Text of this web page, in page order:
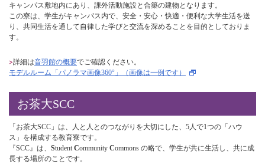
キャンパス敷地内にあり、課外活動施設と合築の建物となります。
この寮は、学生がキャンパス内で、安全・安心・快適・便利な大学生活を送
り、共同生活を通して自律した学びと交流を深めることを目的としておりま
す。
詳細は音羽館の概要でご確認ください。
モデルルーム「パノラマ画像360°」（画像は一例です）
お茶大SCC
「お茶大SCC」は、人と人とのつながりを大切にした、5人で1つの「ハウ
ス」を構成する教育寮です。
『SCC』は、 Student Community Commons の略で、学生が共に生活し、共に成
長する場所のことです。